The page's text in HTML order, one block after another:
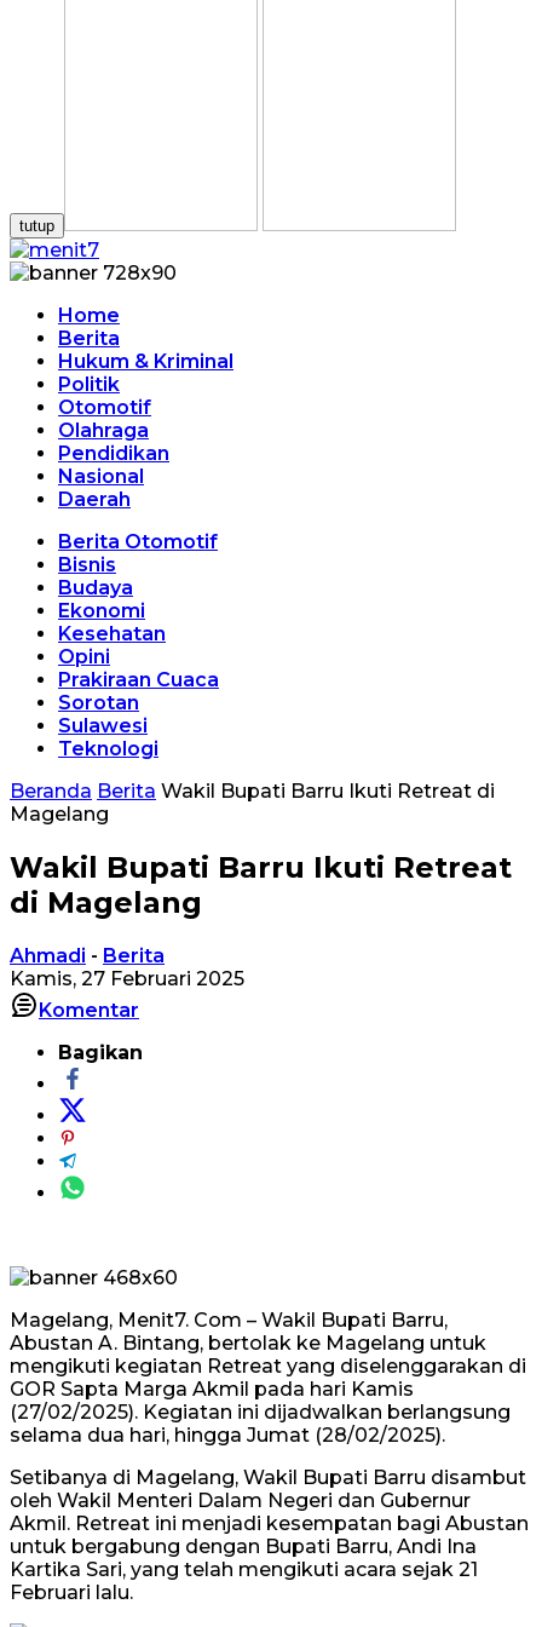
tutup
Home
Berita
Hukum & Kriminal
Politik
Otomotif
Olahraga
Pendidikan
Nasional
Daerah
Berita Otomotif
Bisnis
Budaya
Ekonomi
Kesehatan
Opini
Prakiraan Cuaca
Sorotan
Sulawesi
Teknologi
Beranda Berita Wakil Bupati Barru Ikuti Retreat di
Magelang
Wakil Bupati Barru Ikuti Retreat
di Magelang
Ahmadi - Berita
Kamis, 27 Februari 2025
Komentar
Bagikan
Magelang, Menit7. Com – Wakil Bupati Barru,
Abustan A. Bintang, bertolak ke Magelang untuk
mengikuti kegiatan Retreat yang diselenggarakan di
GOR Sapta Marga Akmil pada hari Kamis
(27/02/2025). Kegiatan ini dijadwalkan berlangsung
selama dua hari, hingga Jumat (28/02/2025).
Setibanya di Magelang, Wakil Bupati Barru disambut
oleh Wakil Menteri Dalam Negeri dan Gubernur
Akmil. Retreat ini menjadi kesempatan bagi Abustan
untuk bergabung dengan Bupati Barru, Andi Ina
Kartika Sari, yang telah mengikuti acara sejak 21
Februari lalu.